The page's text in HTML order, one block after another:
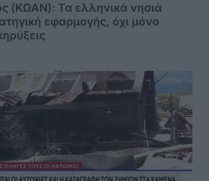
(ΚΩΑΝ): Τα ελληνικά νησιά
εφαρμογής, όχι μόνο